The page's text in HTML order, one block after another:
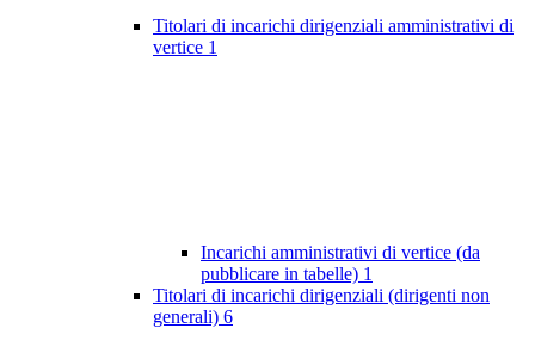
Titolari di incarichi dirigenziali amministrativi di
vertice 1
Incarichi amministrativi di vertice (da
pubblicare in tabelle) 1
Titolari di incarichi dirigenziali (dirigenti non
generali) 6